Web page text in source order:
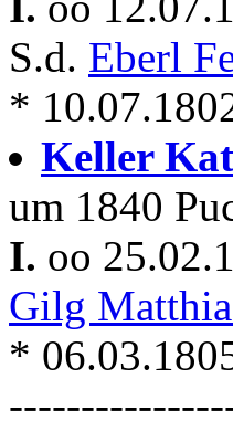
S.d. Eberl
*
Keller
um 1840
I. oo
Gilg
*